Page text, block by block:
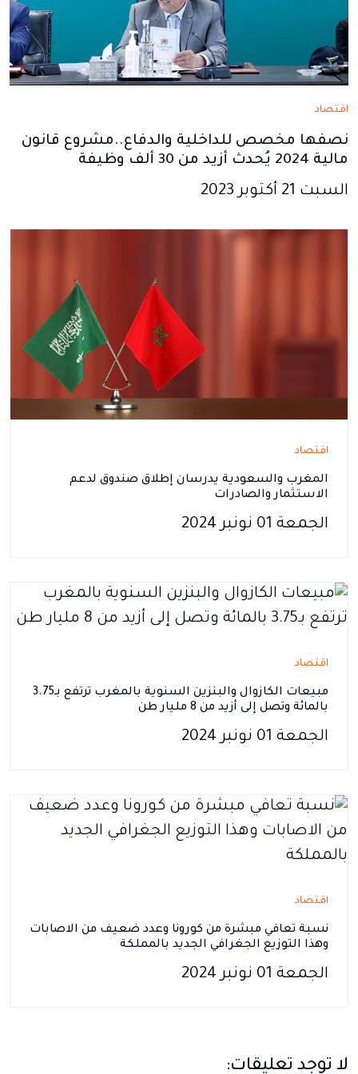
اقتصاد
نصفها مخصص للداخلية والدفاع..مشروع قانون
مالية 2024 يُحدث أزيد من 30 ألف وظيفة
السبت 21 أكتوبر 2023
اقتصاد
المغرب والسعودية يدرسان إطلاق صندوق لدعم
الاستثمار والصادرات
الجمعة 01 نونبر 2024
اقتصاد
مبيعات الكازوال والبنزين السنوية بالمغرب ترتفع بـ3.75
بالمائة وتصل إلى أزيد من 8 مليار طن
الجمعة 01 نونبر 2024
اقتصاد
نسبة تعافي مبشرة من كورونا وعدد ضعيف من الاصابات
وهذا التوزيع الجغرافي الجديد بالمملكة
الجمعة 01 نونبر 2024
لا توجد تعليقات: